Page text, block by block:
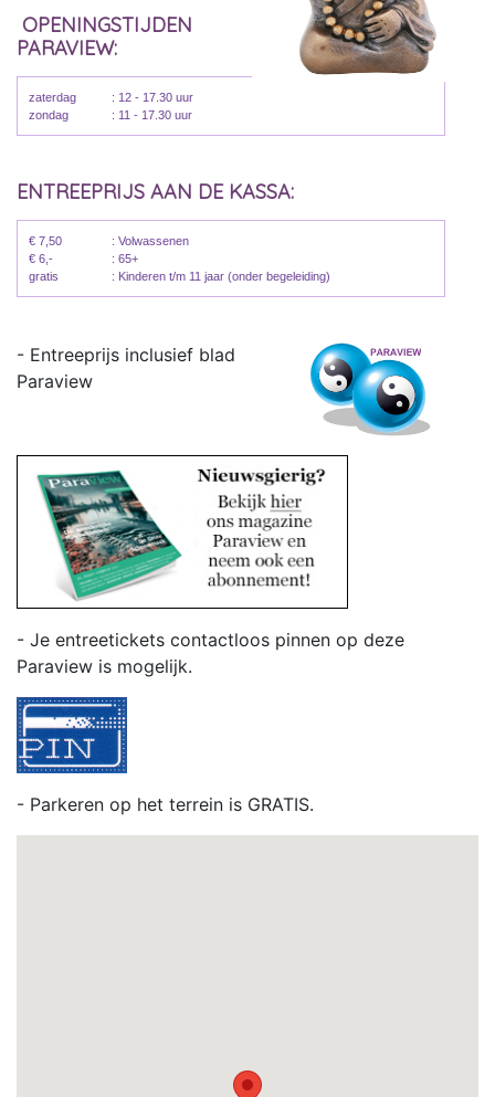
OPENINGSTIJDEN
PARAVIEW:
zaterdag
: 12 - 17.30 uur
zondag
: 11 - 17.30 uur
ENTREEPRIJS AAN DE KASSA:
€ 7,50
: Volwassenen
€ 6,-
: 65+
gratis
: Kinderen t/m 11 jaar (onder begeleiding)
- Entreeprijs inclusief blad
Paraview
- Je entreetickets contactloos pinnen op deze
Paraview is mogelijk.
- Parkeren op het terrein is GRATIS.